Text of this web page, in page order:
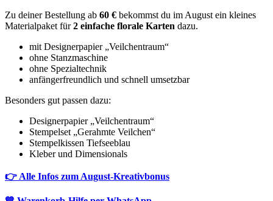
Zu deiner Bestellung ab 60 € bekommst du im August ein kleines
Materialpaket für2 einfache florale Karten dazu.
mit Designerpapier „Veilchentraum“
ohne Stanzmaschine
ohne Spezialtechnik
anfängerfreundlich und schnell umsetzbar
Besonders gut passen dazu:
Designerpapier „Veilchentraum“
Stempelset „Gerahmte Veilchen“
Stempelkissen Tiefseeblau
Kleber und Dimensionals
👉 Alle Infos zum August-Kreativbonus